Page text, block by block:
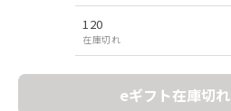
120
在庫切れ
eギフト在庫切れ